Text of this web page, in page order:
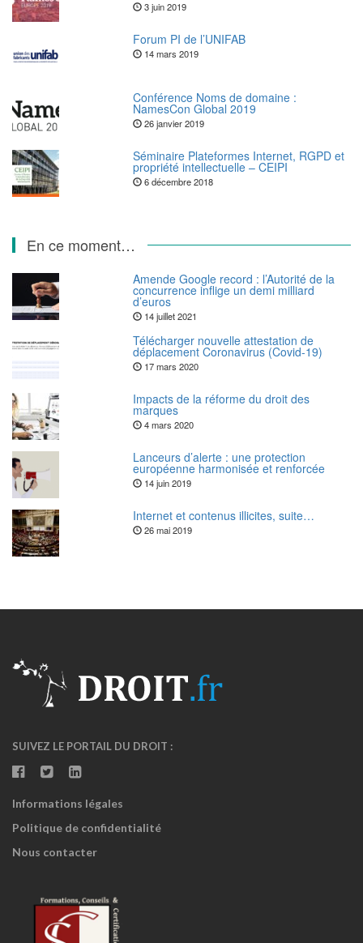
3 juin 2019
Forum PI de l’UNIFAB
14 mars 2019
Conférence Noms de domaine :
NamesCon Global 2019
26 janvier 2019
Séminaire Plateformes Internet, RGPD et
propriété intellectuelle – CEIPI
6 décembre 2018
En ce moment…
Amende Google record : l’Autorité de la
concurrence inflige un demi milliard
d’euros
14 juillet 2021
Télécharger nouvelle attestation de
déplacement Coronavirus (Covid-19)
17 mars 2020
Impacts de la réforme du droit des
marques
4 mars 2020
Lanceurs d’alerte : une protection
européenne harmonisée et renforcée
14 juin 2019
Internet et contenus illicites, suite…
26 mai 2019
SUIVEZ LE PORTAIL DU DROIT :
Informations légales
Politique de confidentialité
Nous contacter